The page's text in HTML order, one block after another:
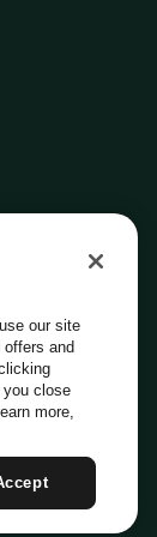
our site
and
you close
more,